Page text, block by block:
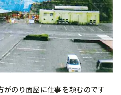
がのり面屋に仕事を頼むのです